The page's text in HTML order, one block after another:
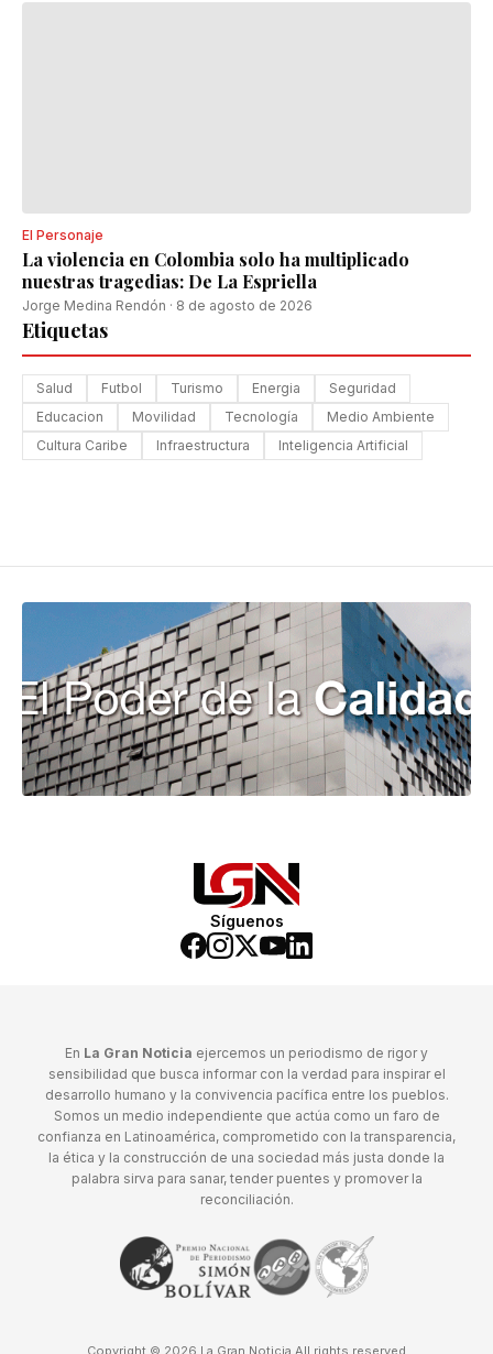
El Personaje
La violencia en Colombia solo ha multiplicado
nuestras tragedias: De La Espriella
Jorge Medina Rendón · 8 de agosto de 2026
Etiquetas
Salud Futbol Turismo Energia
Seguridad
Educacion
Movilidad Tecnología
Medio Ambiente
Cultura Caribe
Infraestructura Inteligencia Artificial
Síguenos
En La Gran Noticia ejercemos un periodismo de rigor y
sensibilidad que busca informar con la verdad para inspirar el
desarrollo humano y la convivencia pacífica entre los pueblos.
Somos un medio independiente que actúa como un faro de
confianza en Latinoamérica, comprometido con la transparencia,
la ética y la construcción de una sociedad más justa donde la
palabra sirva para sanar, tender puentes y promover la
reconciliación.
Copyright © 2026 La Gran Noticia All rights reserved